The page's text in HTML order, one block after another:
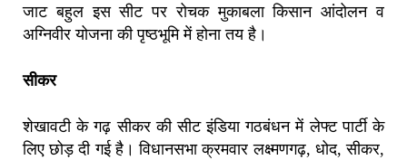
जाट बहुल इस सीट पर रोचक मुकाबला किसान आंदोलन व
अग्निवीर योजना की पृष्ठभूमि में होना तय है।
सीकर
शेखावटी के गढ़ सीकर की सीट इंडिया गठबंधन में लेफ्ट पार्टी के
लिए छोड़ दी गई है। विधानसभा क्रमवार लक्ष्मणगढ़, धोद, सीकर,